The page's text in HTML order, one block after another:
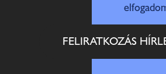
FELIRATKOZÁS